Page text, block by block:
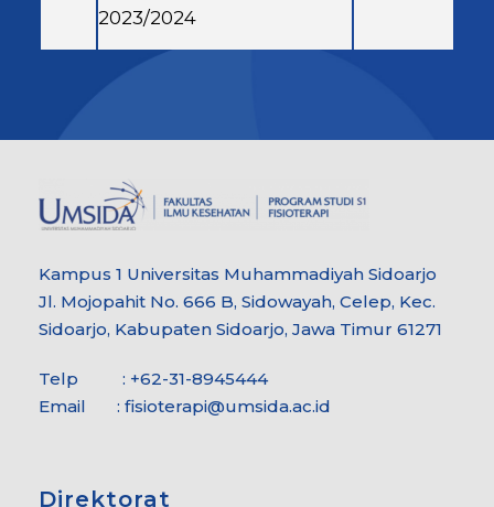
2023/2024
Kampus 1 Universitas Muhammadiyah Sidoarjo
Jl. Mojopahit No. 666 B, Sidowayah, Celep, Kec.
Sidoarjo, Kabupaten Sidoarjo, Jawa Timur 61271
Telp : +62-31-8945444
Email : fisioterapi@umsida.ac.id
Direktorat